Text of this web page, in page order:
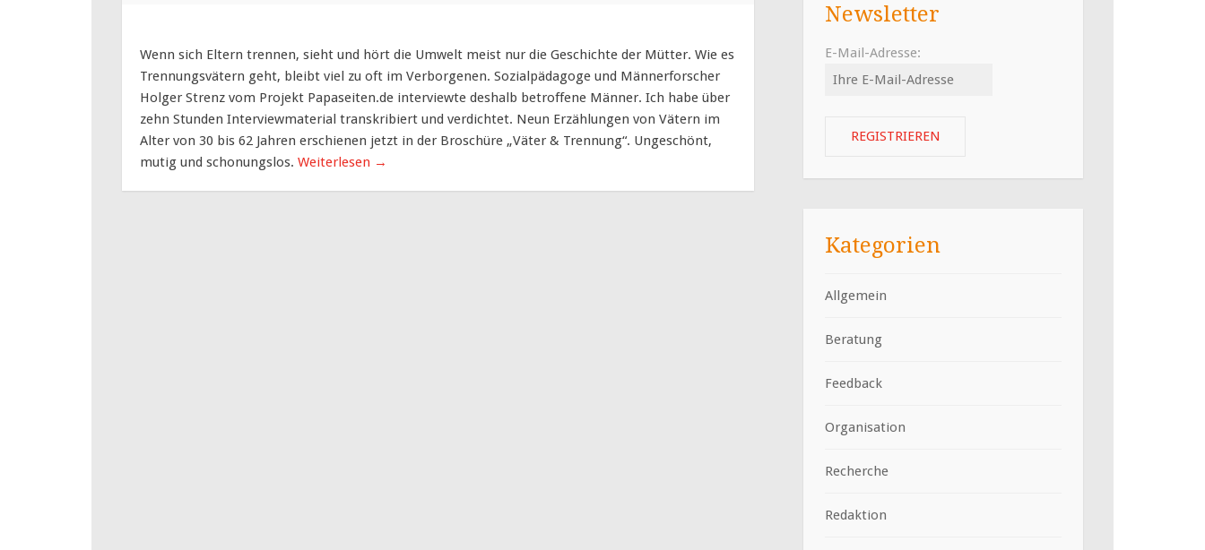
Wenn sich Eltern trennen, sieht und hört die Umwelt meist nur die Geschichte der Mütter. Wie es
Trennungsvätern geht, bleibt viel zu oft im Verborgenen. Sozialpädagoge und Männerforscher
Holger Strenz vom Projekt Papaseiten.de interviewte deshalb betroffene Männer. Ich habe über
zehn Stunden Interviewmaterial transkribiert und verdichtet. Neun Erzählungen von Vätern im
Alter von 30 bis 62 Jahren erschienen jetzt in der Broschüre „Väter & Trennung“. Ungeschönt,
mutig und schonungslos. Weiterlesen →
Newsletter
E-Mail-Adresse:
Kategorien
Allgemein
Beratung
Feedback
Organisation
Recherche
Redaktion